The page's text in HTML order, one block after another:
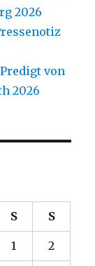
2026
von
2026
S S
1 2